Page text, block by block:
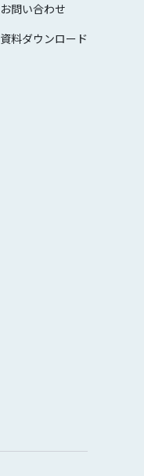
お問い合わせ
資料ダウンロード